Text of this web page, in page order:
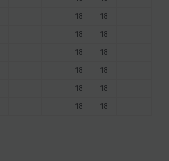
18 18
18 18
18 18
18 18
18 18
18 18